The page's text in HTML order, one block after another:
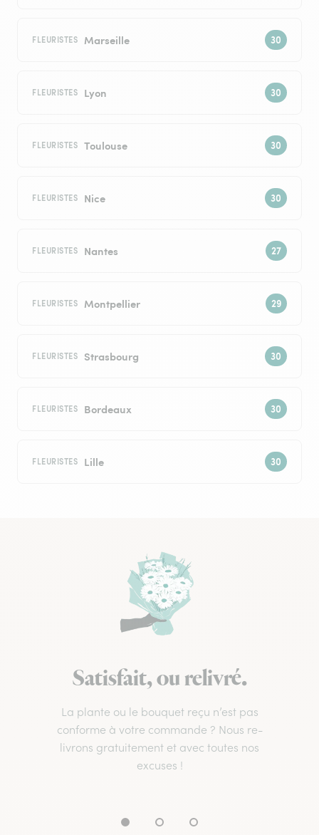
FLEURISTES Marseille
FLEURISTES Lyon
FLEURISTES Toulouse
FLEURISTES Nice
FLEURISTES Nantes
FLEURISTES Montpellier
FLEURISTES Strasbourg
FLEURISTES Bordeaux
FLEURISTES Lille
Satisfait, ou relivré.
La plante ou le bouquet reçu n’est pas
conforme à votre commande ? Nous re-
livrons gratuitement et avec toutes nos
excuses !